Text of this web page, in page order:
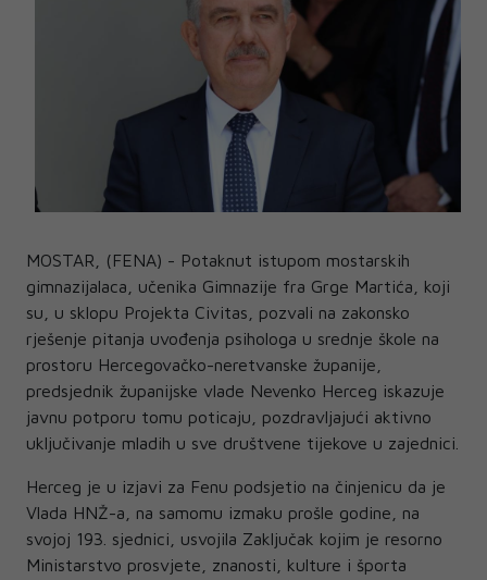
MOSTAR, (FENA) - Potaknut istupom mostarskih
gimnazijalaca, učenika Gimnazije fra Grge Martića, koji
su, u sklopu Projekta Civitas, pozvali na zakonsko
rješenje pitanja uvođenja psihologa u srednje škole na
prostoru Hercegovačko-neretvanske županije,
predsjednik županijske vlade Nevenko Herceg iskazuje
javnu potporu tomu poticaju, pozdravljajući aktivno
uključivanje mladih u sve društvene tijekove u zajednici.
Herceg je u izjavi za Fenu podsjetio na činjenicu da je
Vlada HNŽ-a, na samomu izmaku prošle godine, na
svojoj 193. sjednici, usvojila Zaključak kojim je resorno
Ministarstvo prosvjete, znanosti, kulture i športa